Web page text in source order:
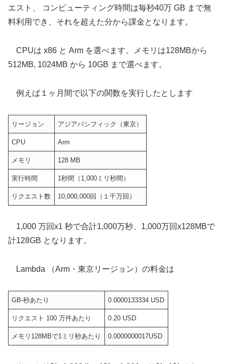
エスト、 コンピューティング時間は毎秒40万 GB まで無
料利用でき、それを超えた分から課金となります。
CPUは x86 と Arm を選べます。メモリは128MBから
512MB, 1024MB から 10GB まで選べます。
例えば１ヶ月間で以下の関数を実行したとします
リージョン アジアパシフィック（東京）
CPU Arm
メモリ 128 MB
実行時間 1秒間（1,000ミリ秒間）
リクエスト数 10,000,000回（１千万回）
1,000 万回x1 秒で合計1,000万秒、1,000万回x128MBで
計128GB となります。
Lambda （Arm・東京リージョン）の料金は
GB-秒あたり 0.0000133334 USD
リクエスト 100 万件あたり 0.20 USD
メモリ128MBで1ミリ秒あたり 0.0000000017USD